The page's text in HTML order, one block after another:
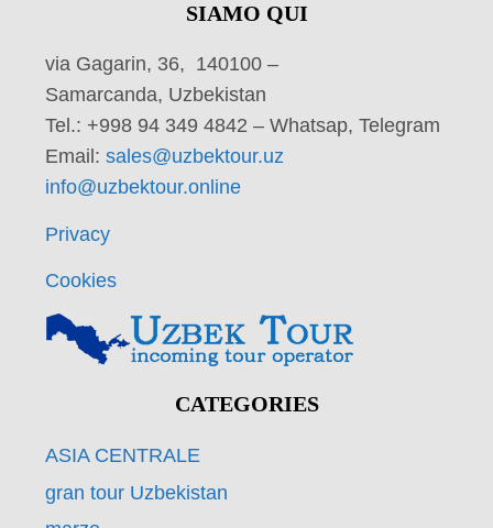
SIAMO QUI
via Gagarin, 36, 140100 –
Samarcanda, Uzbekistan
Tel.: +998 94 349 4842 – Whatsap, Telegram
Email: sales@uzbektour.uz
info@uzbektour.online
Privacy
Cookies
CATEGORIES
ASIA CENTRALE
gran tour Uzbekistan